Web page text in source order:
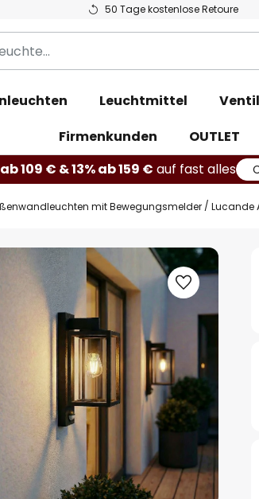
50 Tage kostenlose Retoure
Leuchtmittel
Firmenkunden
OUTLET
ab 109 € & 13% ab 159 € auf fast alles
mit Bewegungsmelder Lucande